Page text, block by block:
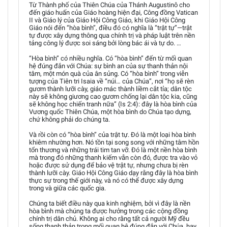
Từ Thành phố của Thiên Chúa của Thánh Augustinô cho
đến giáo huấn của Giáo hoàng hiện đại, Công đồng Vatican
II và Giáo lý của Giáo Hội Công Giáo, khi Giáo Hội Công
Giáo nói đến “hòa bình”, điều đó có nghĩa là “trật tự”—trật
tự được xây dựng thông qua chính trị và pháp luật trên nền
tảng công lý được soi sáng bởi lòng bác ái và tự do. …
“Hòa bình” có nhiều nghĩa. Có “hòa bình” đến từ mối quan
hệ đúng đắn với Chúa: sự bình an của sự thanh thản nội
tâm, một món quà của ân sủng. Có “hòa bình” trong viễn
tượng của Tiên tri Isaia về “núi… của Chúa”, nơi “họ sẽ rèn
gươm thành lưỡi cày, giáo mác thành liềm cắt tỉa; dân tộc
này sẽ không giương cao gươm chống lại dân tộc kia, cũng
sẽ không học chiến tranh nữa” (Is 2:4): đây là hòa bình của
Vương quốc Thiên Chúa, một hòa bình do Chúa tạo dựng,
chứ không phải do chúng ta.
Và rồi còn có “hòa bình” của trật tự. Đó là một loại hòa bình
khiêm nhường hơn. Nó tồn tại song song với những tâm hồn
tổn thương và những trái tim tan vỡ. Đó là một nền hòa bình
mà trong đó những thanh kiếm vẫn còn đó, được tra vào vỏ
hoặc được sử dụng để bảo vệ trật tự, nhưng chưa bị rèn
thành lưỡi cày. Giáo Hội Công Giáo dạy rằng đây là hòa bình
thực sự trong thế giới này, và nó có thể được xây dựng
trong và giữa các quốc gia.
Chúng ta biết điều này qua kinh nghiệm, bởi vì đây là nền
hòa bình mà chúng ta được hưởng trong các cộng đồng
chính trị dân chủ. Không ai cho rằng tất cả người Mỹ đều